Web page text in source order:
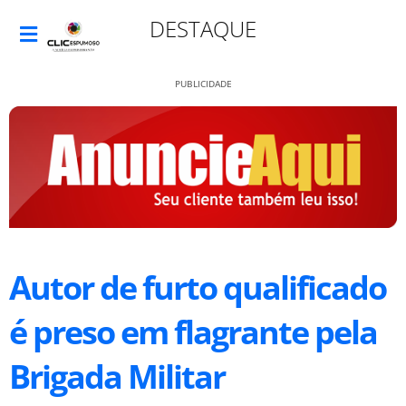
DESTAQUE
PUBLICIDADE
Autor de furto qualificado
é preso em flagrante pela
Brigada Militar